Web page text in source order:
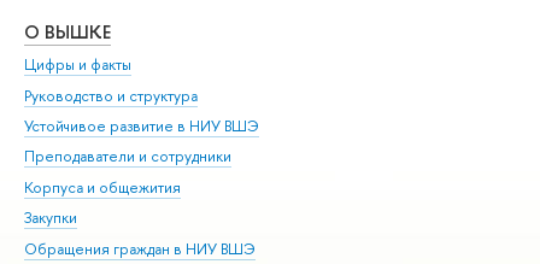
О ВЫШКЕ
Цифры и факты
Руководство и структура
Устойчивое развитие в НИУ ВШЭ
Преподаватели и сотрудники
Корпуса и общежития
Закупки
Обращения граждан в НИУ ВШЭ